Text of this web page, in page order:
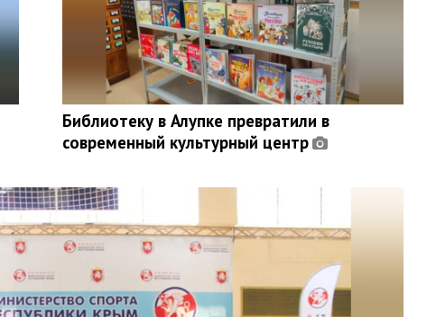
Библиотеку в Алупке превратили в
современный культурный центр